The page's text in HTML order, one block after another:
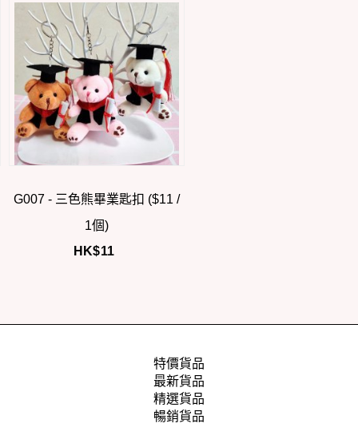
G007 - 三色熊畢業匙扣 ($11 /
1個)
HK$11
特價貨品
最新貨品
精選貨品
暢銷貨品